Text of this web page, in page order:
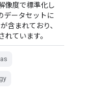
像度で標準化し
データセットに
含まれており、
ています。